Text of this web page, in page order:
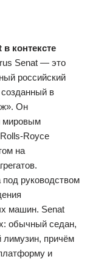
контексте
Senat — это
российский
созданный в
Он
мировым
Royce
на
руководством
машин. Senat
обычный седан,
лимузин, причём
и